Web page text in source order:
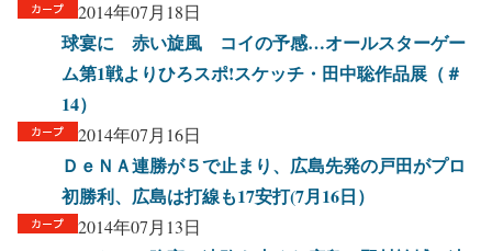
2014年07月18日
球宴に 赤い旋風 コイの予感…オールスターゲー
ム第1戦よりひろスポ!スケッチ・田中聡作品展（＃
14）
2014年07月16日
ＤｅＮＡ連勝が５で止まり、広島先発の戸田がプロ
初勝利、広島は打線も17安打(7月16日）
2014年07月13日